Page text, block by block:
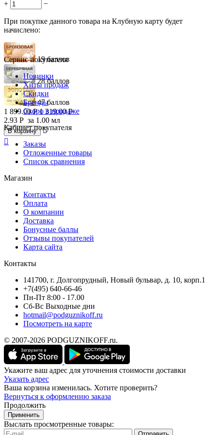
+ −
При покупке данного товара на Клубную карту будет
начислено:
19 баллов
28 баллов
47 баллов
1 899.00 Р 1 319.00 Р
2.93 Р за 1.00 мл
В корзину


Сервис покупателя
Новинки
Хиты продаж
Скидки
Бренды
Скоро в продаже
Кабинет покупателя
Заказы
Отложенные товары
Список сравнения
Магазин
Контакты
Оплата
О компании
Доставка
Бонусные баллы
Отзывы покупателей
Карта сайта
Контакты
141700, г. Долгопрудный, Новый бульвар, д. 10, корп.1
+7(495) 640-66-46
Пн-Пт 8:00 - 17.00
Сб-Вс Выходные дни
hotmail@podguznikoff.ru
Посмотреть на карте
© 2007-2026 PODGUZNIKOFF.ru.
Укажите ваш адрес для уточнения стоимости доставки
Указать адрес
Ваша корзина изменилась. Хотите проверить?
Вернуться к оформлению заказа
Продолжить
Применить
Выслать просмотренные товары: